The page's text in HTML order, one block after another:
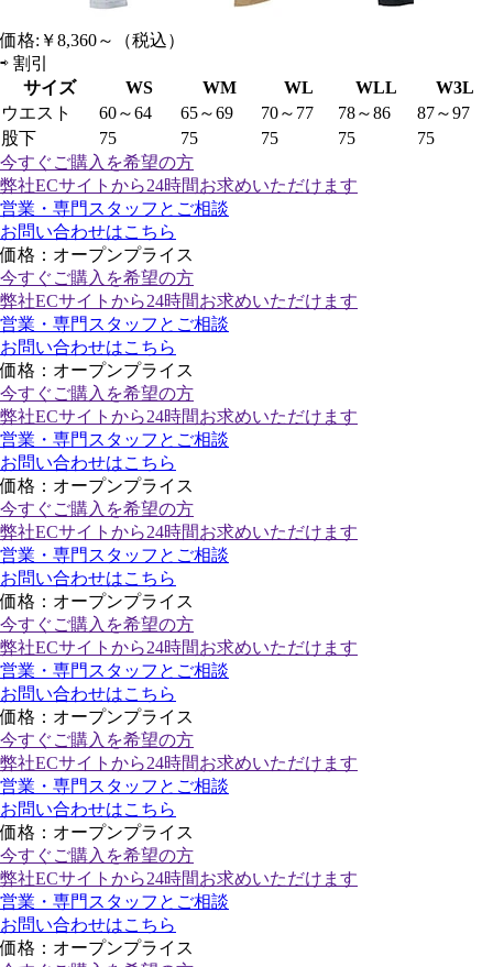
価格: ￥8,360～
（税込）
⇨ 割引
サイズ
WS WM WL WLL
W3L
ウエスト
60～64 65～69 70～77 78～86
87～97
股下
75 75 75 75
75
今すぐご購入 を希望の方
弊社ECサイトから24時間お求めいただけます
営業・専門スタッフとご相談
お問い合わせはこちら
価格：オープンプライス
今すぐご購入 を希望の方
弊社ECサイトから24時間お求めいただけます
営業・専門スタッフとご相談
お問い合わせはこちら
価格：オープンプライス
今すぐご購入 を希望の方
弊社ECサイトから24時間お求めいただけます
営業・専門スタッフとご相談
お問い合わせはこちら
価格：オープンプライス
今すぐご購入 を希望の方
弊社ECサイトから24時間お求めいただけます
営業・専門スタッフとご相談
お問い合わせはこちら
価格：オープンプライス
今すぐご購入 を希望の方
弊社ECサイトから24時間お求めいただけます
営業・専門スタッフとご相談
お問い合わせはこちら
価格：オープンプライス
今すぐご購入 を希望の方
弊社ECサイトから24時間お求めいただけます
営業・専門スタッフとご相談
お問い合わせはこちら
価格：オープンプライス
今すぐご購入 を希望の方
弊社ECサイトから24時間お求めいただけます
営業・専門スタッフとご相談
お問い合わせはこちら
価格：オープンプライス